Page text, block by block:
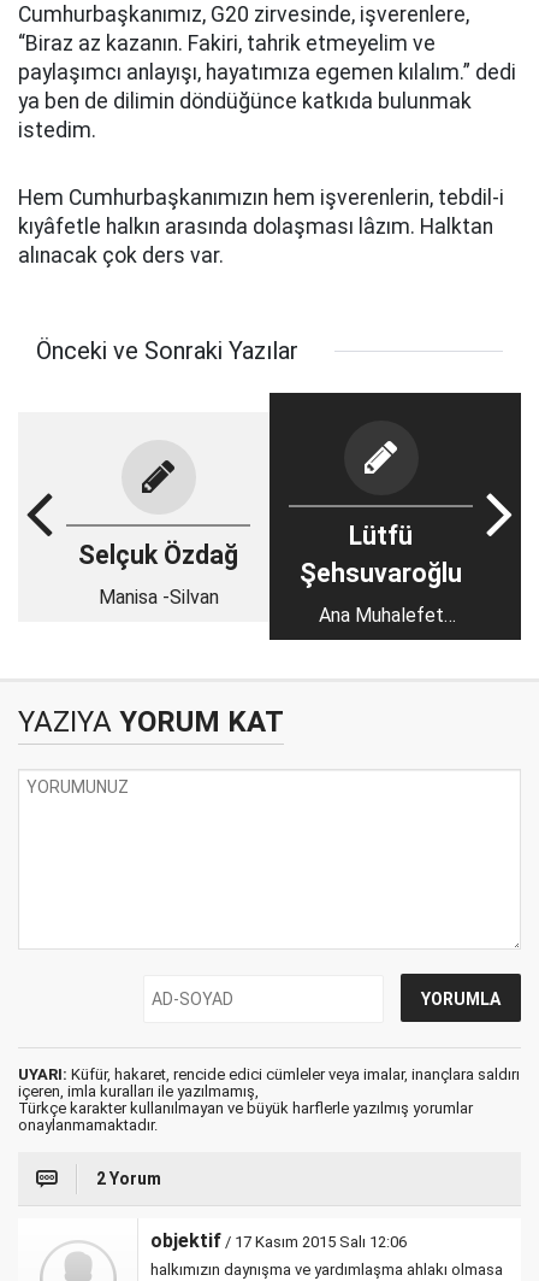
Cumhurbaşkanımız, G20 zirvesinde, işverenlere,
“Biraz az kazanın. Fakiri, tahrik etmeyelim ve
paylaşımcı anlayışı, hayatımıza egemen kılalım.” dedi
ya ben de dilimin döndüğünce katkıda bulunmak
istedim.
Hem Cumhurbaşkanımızın hem işverenlerin, tebdil-i
kıyâfetle halkın arasında dolaşması lâzım. Halktan
alınacak çok ders var.
Önceki ve Sonraki Yazılar
Selçuk Özdağ
Manisa -Silvan
Lütfü
Şehsuvaroğlu
Ana Muhalefet
Değerlendirmesi CHP
YAZIYA YORUM KAT
UYARI: Küfür, hakaret, rencide edici cümleler veya imalar, inançlara saldırı
içeren, imla kuralları ile yazılmamış,
Türkçe karakter kullanılmayan ve büyük harflerle yazılmış yorumlar
onaylanmamaktadır.
2 Yorum
objektif / 17 Kasım 2015 Salı 12:06
halkımızın daynışma ve yardımlaşma ahlakı olmasa